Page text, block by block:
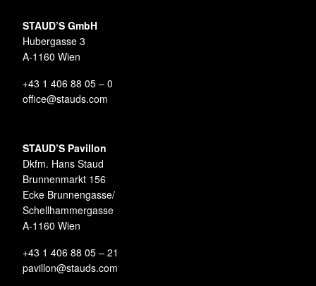
STAUD’S GmbH
Hubergasse 3
A-1160 Wien
+43 1 406 88 05 – 0
office@stauds.com
STAUD’S Pavillon
Dkfm. Hans Staud
Brunnenmarkt 156
Ecke Brunnengasse/
Schellhammergasse
A-1160 Wien
+43 1 406 88 05 – 21
pavillon@stauds.com